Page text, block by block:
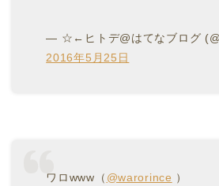
— ☆←ヒトデ@はてなブログ
2016年5月25日
ワロwww（ @warorince ）